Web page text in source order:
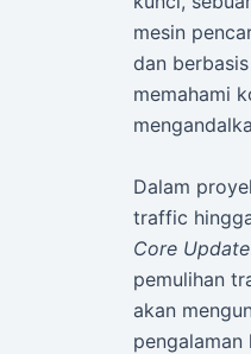
mesin
dan
memahami
Dalam
traffic
Core Update
pemulihan
akan